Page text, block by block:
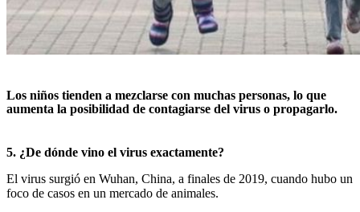
Los niños tienden a mezclarse con muchas personas, lo que
aumenta la posibilidad de contagiarse del virus o propagarlo.
5. ¿De dónde vino el virus exactamente?
El virus surgió en Wuhan, China, a finales de 2019, cuando hubo un
foco de casos en un mercado de animales.